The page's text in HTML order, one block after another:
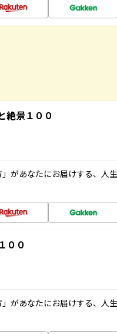
絶景１００
があなたにお届けする、人
００
があなたにお届けする、人